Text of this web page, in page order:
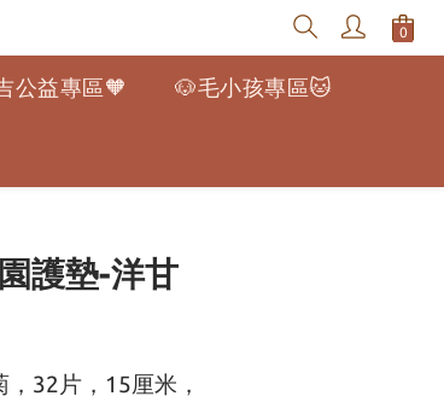
公益專區🧡 🐶毛小孩專區🐱
護墊-洋甘
32片，15厘米，